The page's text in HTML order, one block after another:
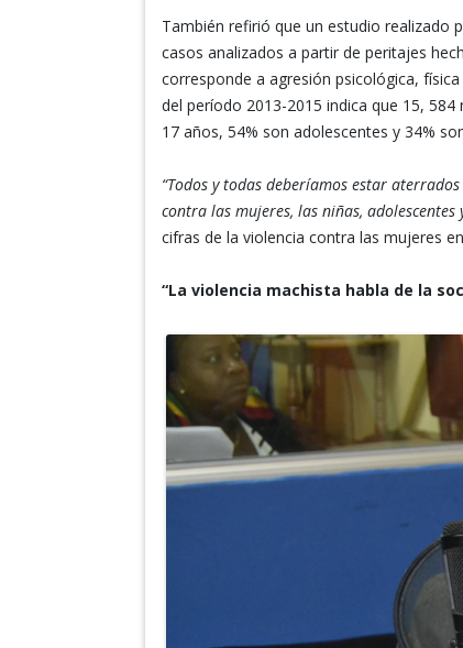
También refirió que un estudio realizado
casos analizados a partir de peritajes
corresponde a agresión psicológica,
del período 2013-2015 indica que 15,
17 años, 54% son adolescentes y 34%
“Todos y todas deberíamos estar
contra las mujeres, las niñas, adolescentes
cifras de la violencia contra las mujeres
“La violencia machista habla de la